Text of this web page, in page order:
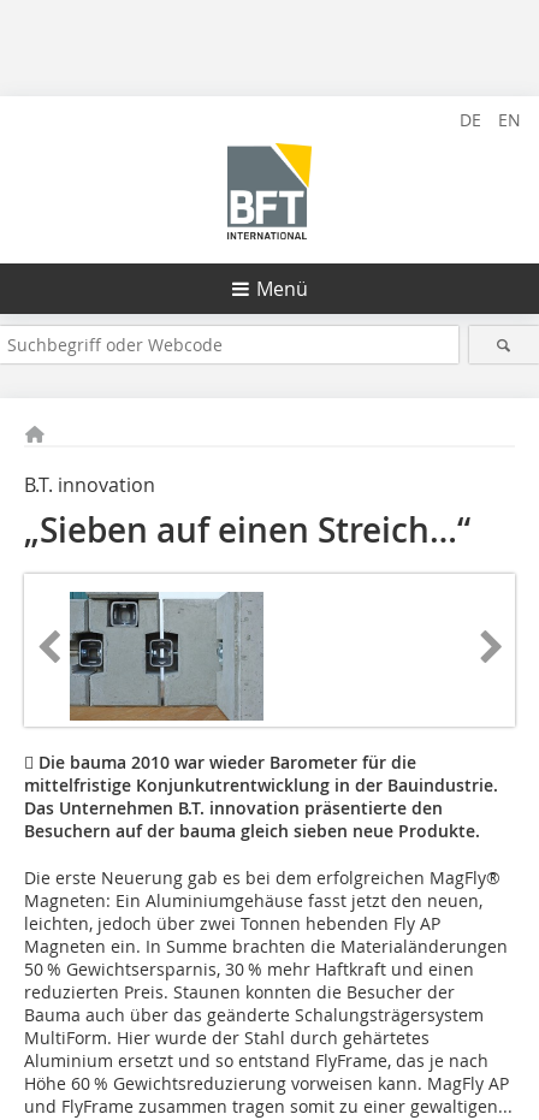
DE EN
Menü
B.T. innovation
„Sieben auf einen Streich…“
 Die bauma 2010 war wieder Barometer für die
mittelfristige Konjunkutrentwicklung in der Bauindustrie.
Das Unternehmen B.T. innovation präsentierte den
Besuchern auf der bauma gleich sieben neue Produkte.
Die erste Neuerung gab es bei dem erfolgreichen MagFly®
Magneten: Ein Aluminiumgehäuse fasst jetzt den neuen,
leichten, jedoch über zwei Tonnen hebenden Fly AP
Magneten ein. In Summe brachten die Materialänderungen
50 % Gewichtsersparnis, 30 % mehr Haftkraft und einen
reduzierten Preis. Staunen konnten die Besucher der
Bauma auch über das geänderte Schalungsträgersystem
MultiForm. Hier wurde der Stahl durch gehärtetes
Aluminium ersetzt und so entstand FlyFrame, das je nach
Höhe 60 % Gewichtsreduzierung vorweisen kann. MagFly AP
und FlyFrame zusammen tragen somit zu einer gewaltigen...